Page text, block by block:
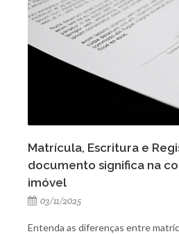
Matrícula, Escritura e
documento significa na
imóvel
03/11/2025
Entenda as diferenças entre